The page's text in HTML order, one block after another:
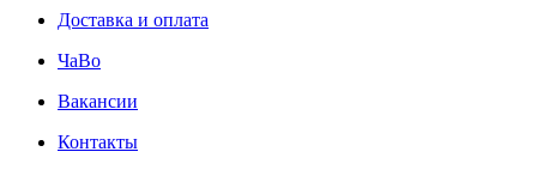
Доставка и оплата
ЧаВо
Вакансии
Контакты